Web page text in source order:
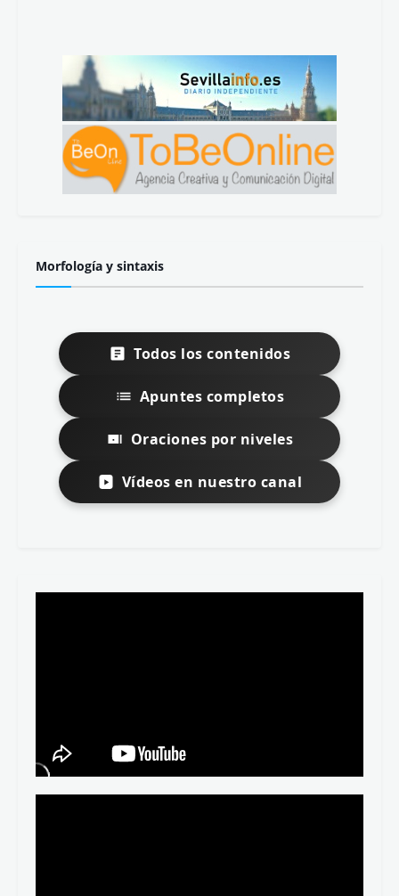
Morfología y sintaxis
Todos los contenidos
Apuntes completos
Oraciones por niveles
Vídeos en nuestro canal